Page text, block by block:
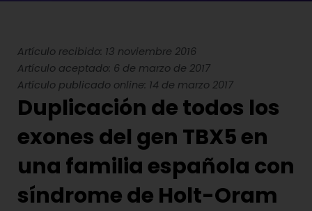
Artículo recibido: 13 noviembre 2016
Artículo aceptado: 6 de marzo de 2017
Artículo publicado online: 14 de marzo 2017
Duplicación de todos los
exones del gen TBX5 en
una familia española con
síndrome de Holt-Oram